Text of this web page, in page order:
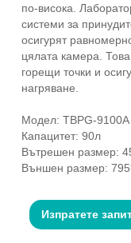
по-висока.
системи за
осигурят
цялата камера.
горещи точки и
нагряване.
Модел: TBPG-9100A
Капацитет: 90л
Вътрешен размер:
Външен размер:
Изпратете